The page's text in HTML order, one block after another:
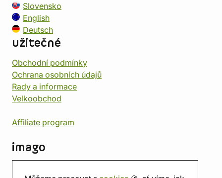
Slovensko
English
Deutsch
užitečné
Obchodní podmínky
Ochrana osobních údajů
Rady a informace
Velkoobchod
Affiliate program
imago